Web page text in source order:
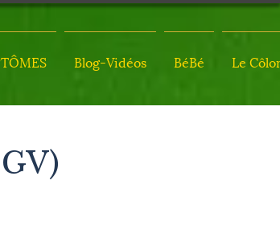
Blog-Vidéos BéBé Le